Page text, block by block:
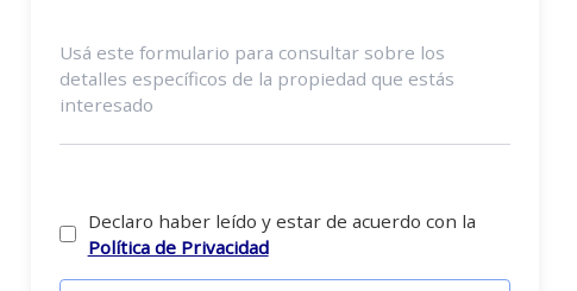
Declaro haber leído y estar de acuerdo con la
Política de Privacidad